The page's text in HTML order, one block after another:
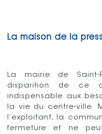
La maison de la
La mairie de Saint-
disparition de ce
indispensable aux
la vie du centre-ville.
l’exploitant, la
fermeture et ne